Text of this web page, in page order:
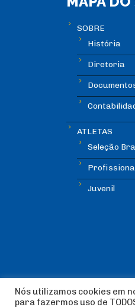
SOBRE
História
Diretoria
ATLETAS
Seleção
Juvenil
Nós utilizamos cookies em
para fazermos uso de